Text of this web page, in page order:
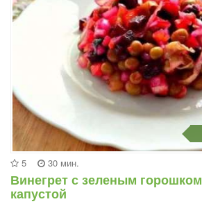
5 30 мин.
Винегрет с зеленым
капустой